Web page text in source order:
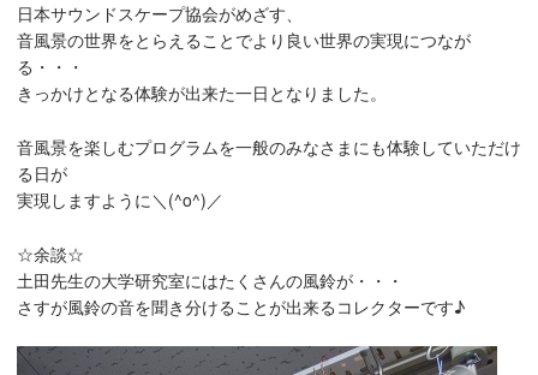
日本サウンドスケープ協会がめざす、
音風景の世界をとらえることでより良い世界の実現につなが
る・・・
きっかけとなる体験が出来た一日となりました。
音風景を楽しむプログラムを一般のみなさまにも体験していただけ
る日が
実現しますように＼(^o^)／
☆余談☆
土田先生の大学研究室にはたくさんの風鈴が・・・
さすが風鈴の音を聞き分けることが出来るコレクターです♪